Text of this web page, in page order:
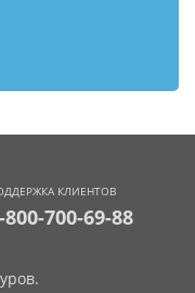
КЛИЕНТОВ
800-700-69-88